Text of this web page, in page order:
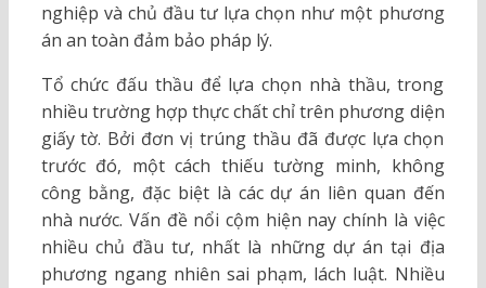
nghiệp và chủ đầu tư lựa chọn như một phương
án an toàn đảm bảo pháp lý.
Tổ chức đấu thầu để lựa chọn nhà thầu, trong
nhiều trường hợp thực chất chỉ trên phương diện
giấy tờ. Bởi đơn vị trúng thầu đã được lựa chọn
trước đó, một cách thiếu tường minh, không
công bằng, đặc biệt là các dự án liên quan đến
nhà nước. Vấn đề nổi cộm hiện nay chính là việc
nhiều chủ đầu tư, nhất là những dự án tại địa
phương ngang nhiên sai phạm, lách luật. Nhiều